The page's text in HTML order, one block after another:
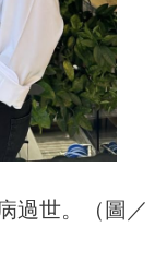
過世。（圖／